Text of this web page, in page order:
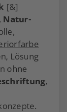
[&]
Natur-
Lösung
ohne
,